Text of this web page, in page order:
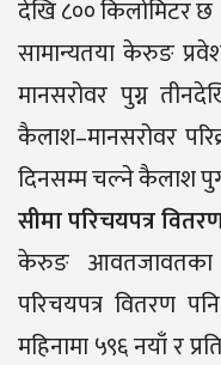
देखि ८०० किलोमिटर छ
सामान्यतया केरुङ
मानसरोवर पुग्न
कैलाश–मानसरोवर
दिनसम्म चल्ने कैलाश
सीमा परिचयपत्र
केरुङ आवतजावतका
परिचयपत्र वितरण
महिनामा ५९६ नयाँ र